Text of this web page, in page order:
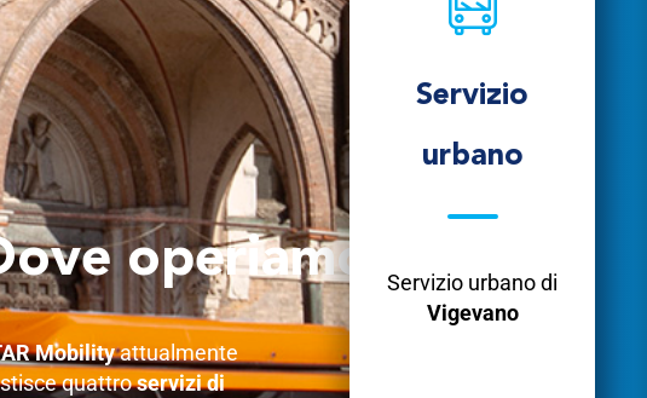
operiamo
Mobilityattualmente
quattroservizi di
Servizio
urbano
Servizio urbano di
Vigevano